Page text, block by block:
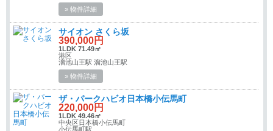
» 物件詳細
サイオン さくら坂
390,000円
1LDK 71.49㎡
港区
溜池山王駅 溜池山王駅
» 物件詳細
ザ・パークハビオ日本橋小伝馬町
220,000円
1LDK 49.46㎡
中央区日本橋小伝馬町
小伝馬町駅